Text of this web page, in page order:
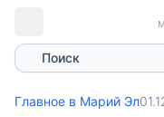
Поиск
Главное в Марий Эл